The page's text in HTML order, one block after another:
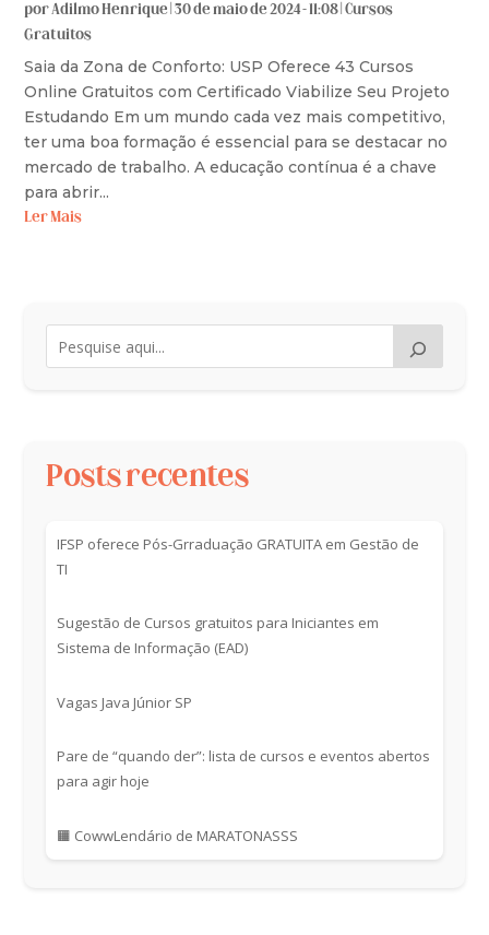
porAdilmo Henrique|30 de maio de 2024 - 11:08|Cursos
Gratuitos
Saia da Zona de Conforto: USP Oferece 43 Cursos
Online Gratuitos com Certificado Viabilize Seu Projeto
Estudando Em um mundo cada vez mais competitivo,
ter uma boa formação é essencial para se destacar no
mercado de trabalho. A educação contínua é a chave
para abrir...
Ler Mais
Posts recentes
IFSP oferece Pós-Grraduação GRATUITA em Gestão de
TI
Sugestão de Cursos gratuitos para Iniciantes em
Sistema de Informação (EAD)
Vagas Java Júnior SP
Pare de “quando der”: lista de cursos e eventos abertos
para agir hoje
🟧 CowwLendário de MARATONASSS